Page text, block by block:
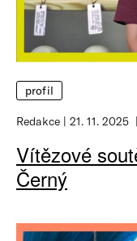
profil
Redakce 21. 11. 2025
Vítězové
Černý